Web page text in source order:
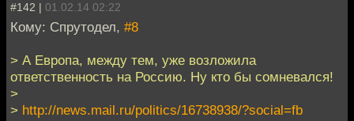
#142 | 01.02.14 02:22
Кому: Спрутодел, #8
> А Европа, между тем, уже возложила
ответственность на Россию. Ну кто бы сомневался!
>
> http://news.mail.ru/politics/16738938/?social=fb